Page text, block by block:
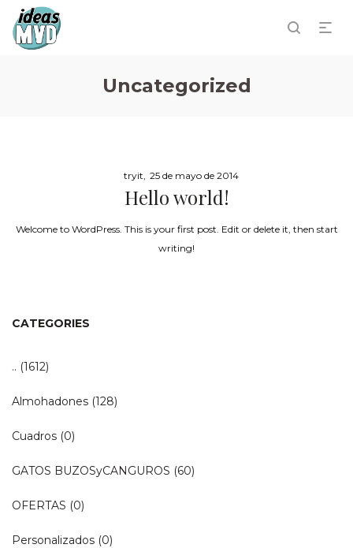
Uncategorized
bytryit Posted
on
25 de mayo de 2014
Hello world!
Welcome to WordPress. This is your first post. Edit or delete it, then start
writing!
CATEGORIES
.. (1612)
Almohadones (128)
Cuadros (0)
GATOS BUZOSyCANGUROS (60)
OFERTAS (0)
Personalizados (0)